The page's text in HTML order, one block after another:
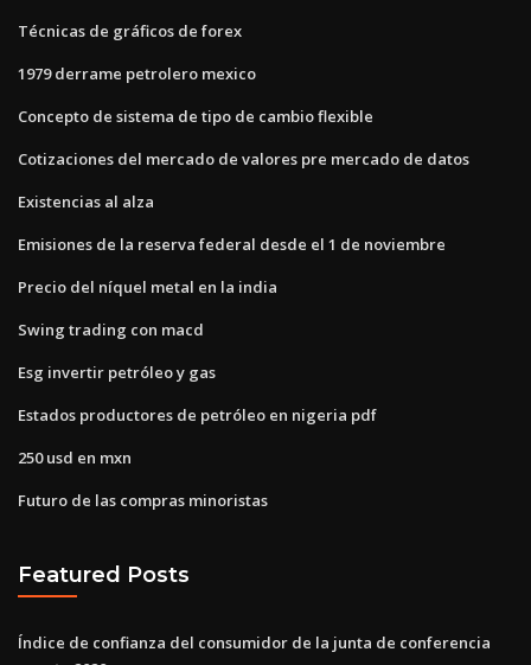
Técnicas de gráficos de forex
1979 derrame petrolero mexico
Concepto de sistema de tipo de cambio flexible
Cotizaciones del mercado de valores pre mercado de datos
Existencias al alza
Emisiones de la reserva federal desde el 1 de noviembre
Precio del níquel metal en la india
Swing trading con macd
Esg invertir petróleo y gas
Estados productores de petróleo en nigeria pdf
250 usd en mxn
Futuro de las compras minoristas
Featured Posts
Índice de confianza del consumidor de la junta de conferencia